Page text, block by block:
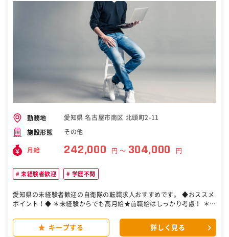
勤務地 愛知県 名古屋市南区 北頭町2-11
施設形態 その他
月給 242,000 円 〜 304,000 円
未経験者歓迎 学歴不問
愛知県の未経験者歓迎の自衛隊の転職求人おすすめです。 ◆おススメ
ポイント！◆ ＊未経験からでも高月給★前職給はしっかり考慮！ ＊お
立が可能 ＊熱中症対策◎空調作業服、熱中症予防時計貸与！ ＊資格取
得の受験日も手当支給！ ＼無くならない仕事で、手に職！／ 私たちの
キープする 詳しく見る